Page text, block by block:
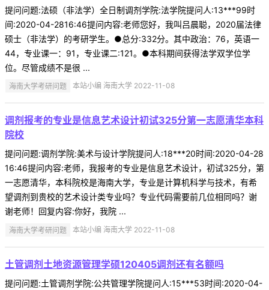
提问问题:法硕（非法学）全日制调剂学院:法学院提问人:13***99时
间:2020-04-2816:46提问内容:老师您好，我叫吕晨聪，2020届法律
硕士（非法学）的考研学生。●总分:332分。其中政治：76，英语一
44，专业课一：91，专业课二:121。●本科期间获得法学双学位学
位。尽管成绩不是很 ...
海南大学考研问题 本站小编 海南大学 2022-11-08
调剂报考的专业是信息艺术设计初试325分第一志愿清华本科
院校
提问问题:调剂学院:美术与设计学院提问人:18***20时间:2020-04-28
16:46提问内容:老师，我报考的专业是信息艺术设计，初试325分，第
一志愿清华，本科院校是海南大学，专业是计算机科学与技术，有希
望调剂到贵校的艺术设计类专业吗？专业代码需要前几位相同吗？谢
谢老师！回复内容:你好，我院 ...
海南大学考研问题 本站小编 海南大学 2022-11-08
土管调剂土地资源管理学硕120405调剂还有名额吗
提问问题:土管调剂学院:公共管理学院提问人:15***53时间:2020-04-